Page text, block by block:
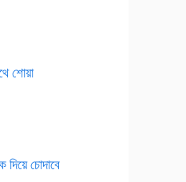
শোয়া
দিয়ে চোদাবে